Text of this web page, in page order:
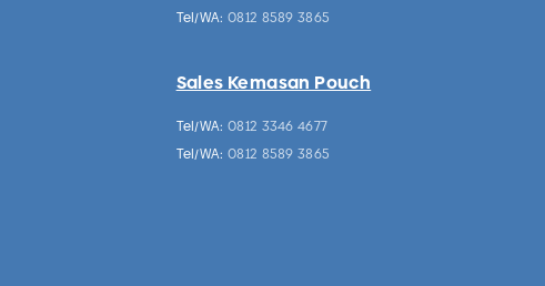
Tel/WA: 0812 8589 3865
Sales Kemasan Pouch
Tel/WA: 0812 3346 4677
Tel/WA: 0812 8589 3865